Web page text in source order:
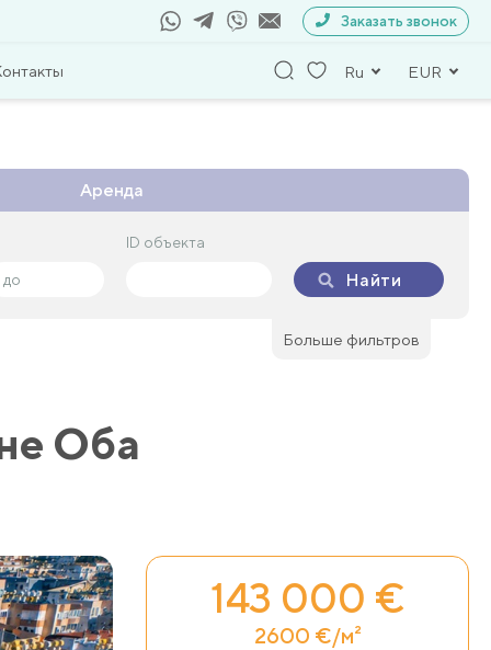
Заказать звонок
Ru EUR
Аренда
ID объекта
Найти
Больше фильтров
ID объекта
Найти
Оба
143 000 €
2600 €/м²